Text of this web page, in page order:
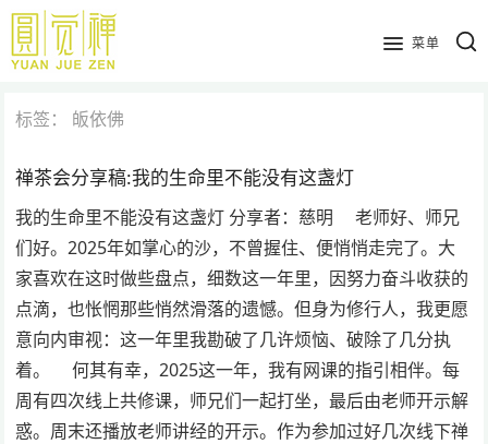
跳
主
内
菜单
标签： 皈依佛
禅茶会分享稿:我的生命里不能没有这盏灯
我的生命里不能没有这盏灯 分享者：慈明 老师好、师兄
们好。2025年如掌心的沙，不曾握住、便悄悄走完了。大
家喜欢在这时做些盘点，细数这一年里，因努力奋斗收获的
点滴，也怅惘那些悄然滑落的遗憾。但身为修行人，我更愿
意向内审视：这一年里我勘破了几许烦恼、破除了几分执
着。 何其有幸，2025这一年，我有网课的指引相伴。每
周有四次线上共修课，师兄们一起打坐，最后由老师开示解
惑。周末还播放老师讲经的开示。作为参加过好几次线下禅